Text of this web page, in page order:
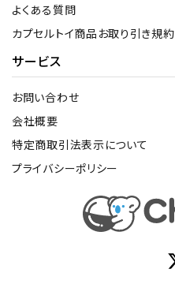
よくある質問
カプセルトイ商品お取り引き規約
サービス
お問い合わせ
会社概要
特定商取引法表示について
プライバシーポリシー